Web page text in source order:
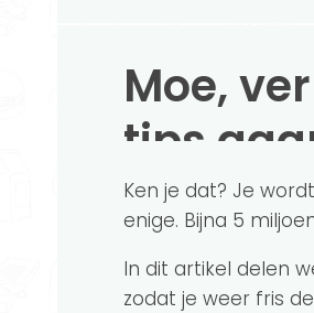
Moe,
tips
Ken je dat? Je
enige. Bijna 5
In dit artikel delen
zodat je weer fris